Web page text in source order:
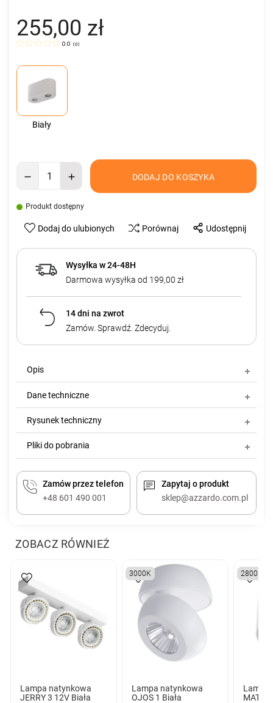
255,00 zł
0.0 (0)
Biały
DODAJ DO KOSZYKA
Produkt dostępny
Dodaj do ulubionych Porównaj Udostępnij
Wysyłka w 24-48H
Darmowa wysyłka od 199,00 zł
14 dni na zwrot
Zamów. Sprawdź. Zdecyduj.
Opis
Dane techniczne
Rysunek techniczny
Pliki do pobrania
Zamów przez telefon
+48 601 490 001
Zapytaj o produkt
sklep@azzardo.com.pl
ZOBACZ RÓWNIEŻ
Lampa natynkowa
JERRY 3 12V Biała
3000K
Lampa natynkowa
OJOS 1 Biała
2800K
Lampa
MATEO